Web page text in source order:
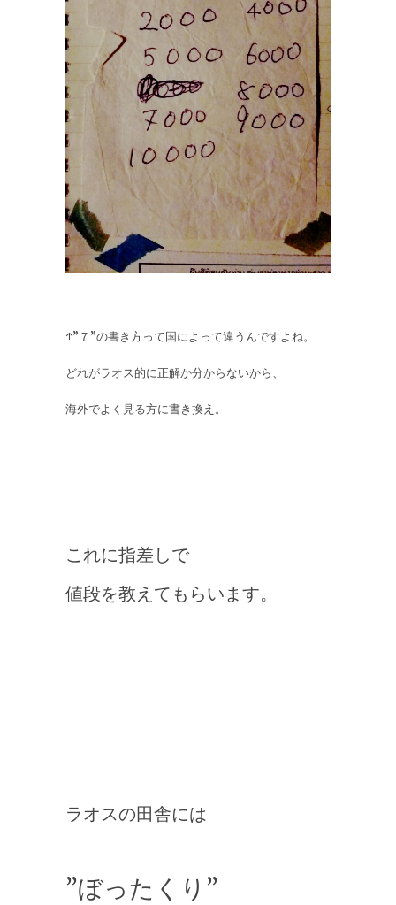
↑”７”の書き方って国によって違うんですよね。
どれがラオス的に正解か分からないから、
海外でよく見る方に書き換え。
これに指差しで
値段を教えてもらいます。
ラオスの田舎には
”ぼったくり”